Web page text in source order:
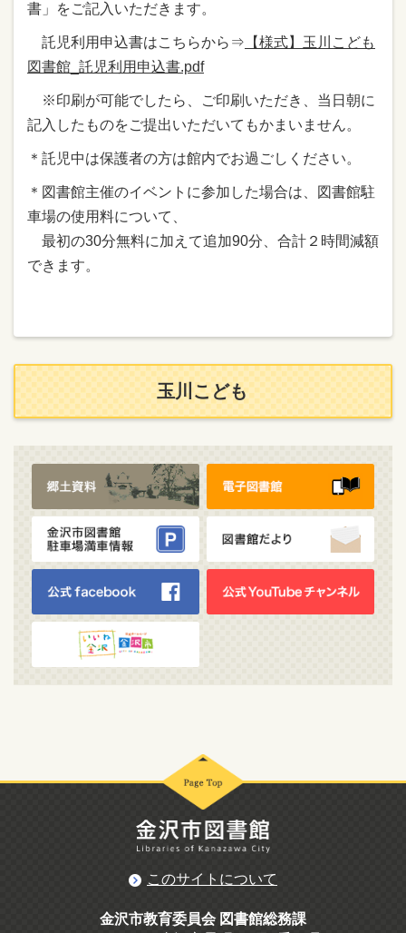
書」をご記入いただきます。
託児利用申込書はこちらから⇒ 【様式】玉川こども
図書館_託児利用申込書.pdf
※印刷が可能でしたら、ご印刷いただき、当日朝に
記入したものをご提出いただいてもかまいません。
＊託児中は保護者の方は館内でお過ごしください。
＊図書館主催のイベントに参加した場合は、図書館駐
車場の使用料について、
最初の30分無料に加えて追加90分、合計２時間減額
できます。
玉川こども
このサイトについて
金沢市教育委員会 図書館総務課